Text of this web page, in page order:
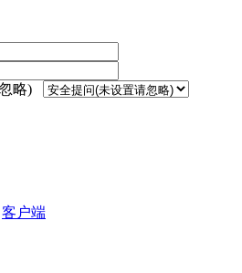
略)
客户端